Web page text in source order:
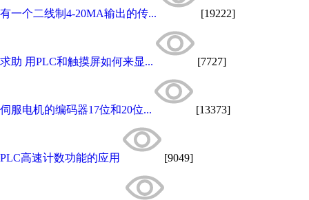
有一个二线制4-20MA输出的传... [19222]
求助 用PLC和触摸屏如何来显... [7727]
伺服电机的编码器17位和20位... [13373]
PLC高速计数功能的应用 [9049]